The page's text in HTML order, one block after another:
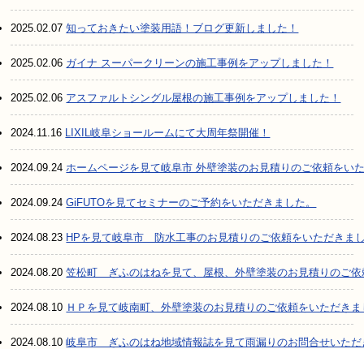
2025.02.07知っておきたい塗装用語！ブログ更新しました！
2025.02.06 ガイナ スーパークリーンの施工事例をアップしました！
2025.02.06 アスファルトシングル屋根の施工事例をアップしました！
2024.11.16 LIXIL岐阜ショールームにて大周年祭開催！
2024.09.24 ホームページを見て岐阜市 外壁塗装のお見積りのご依頼をい
2024.09.24GiFUTOを見てセミナーのご予約をいただきました。
2024.08.23 HPを見て岐阜市 防水工事のお見積りのご依頼をいただきま
2024.08.20笠松町 ぎふのはねを見て、屋根、外壁塗装のお見積りのご
2024.08.10 ＨＰを見て岐南町、外壁塗装のお見積りのご依頼をいただき
2024.08.10岐阜市 ぎふのはね地域情報誌を見て雨漏りのお問合せいただ